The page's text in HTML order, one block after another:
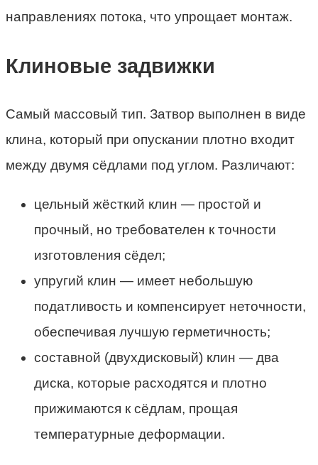
направлениях потока, что упрощает монтаж.
Клиновые задвижки
Самый массовый тип. Затвор выполнен в виде
клина, который при опускании плотно входит
между двумя сёдлами под углом. Различают:
цельный жёсткий клин — простой и
прочный, но требователен к точности
изготовления сёдел;
упругий клин — имеет небольшую
податливость и компенсирует неточности,
обеспечивая лучшую герметичность;
составной (двухдисковый) клин — два
диска, которые расходятся и плотно
прижимаются к сёдлам, прощая
температурные деформации.